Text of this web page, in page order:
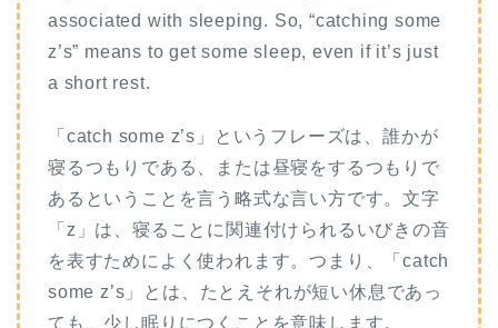
associated with sleeping. So, “catching some
z’s” means to get some sleep, even if it’s just
a short rest.
「catch some z’s」というフレーズは、誰かが
寝るつもりである、または昼寝をするつもりで
あるということを言う略式な言い方です。文字
「z」は、寝ることに関連付けられるいびきの音
を表すためによく使われます。つまり、「catch
some z’s」とは、たとえそれが短い休息であっ
ても、少し眠りにつくことを意味します。